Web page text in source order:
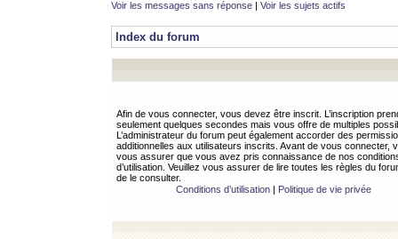
Voir les messages sans réponse | Voir les sujets actifs
Index du forum
Afin de vous connecter, vous devez être inscrit. L’inscription
seulement quelques secondes mais vous offre de multiples
L’administrateur du forum peut également accorder des
additionnelles aux utilisateurs inscrits. Avant de vous connecter,
vous assurer que vous avez pris connaissance de nos
d’utilisation. Veuillez vous assurer de lire toutes les règles du
de le consulter.
Conditions d’utilisation| Politique de vie privée